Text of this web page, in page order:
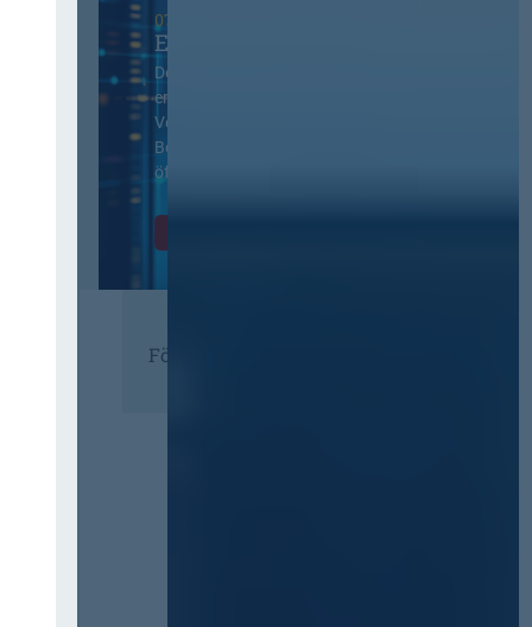
07. Oktober 2026 in Berlin
EVB-IT Thementag
Der Thementag für die
ergänzenden
Vertragsbedingungen von IT-
Beschaffung in der
öffentlichen Verwaltung
Förderer